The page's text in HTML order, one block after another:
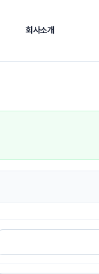
회사소개
›
인사
탐텍씨엔에
인사말